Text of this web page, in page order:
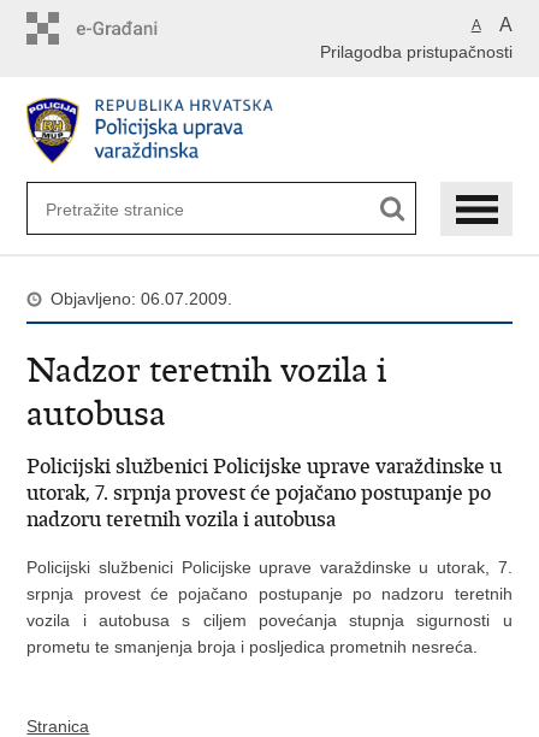
A A
Prilagodba pristupačnosti
Objavljeno: 06.07.2009.
Nadzor teretnih vozila i
autobusa
Policijski službenici Policijske uprave varaždinske u
utorak, 7. srpnja provest će pojačano postupanje po
nadzoru teretnih vozila i autobusa
Policijski službenici Policijske uprave varaždinske u utorak, 7.
srpnja provest će pojačano postupanje po nadzoru teretnih
vozila i autobusa s ciljem povećanja stupnja sigurnosti u
prometu te smanjenja broja i posljedica prometnih nesreća.
Stranica